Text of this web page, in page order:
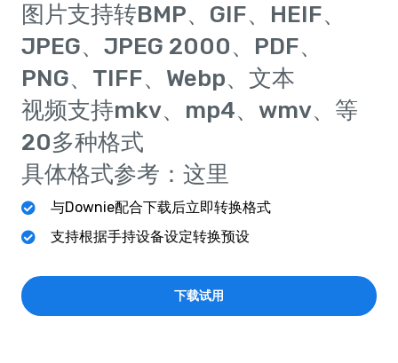
图片支持转BMP、GIF、HEIF、
JPEG、JPEG 2000、PDF、
PNG、TIFF、Webp、文本
视频支持mkv、mp4、wmv、等
20多种格式
具体格式参考：这里
与Downie配合下载后立即转换格式
支持根据手持设备设定转换预设
下载试用